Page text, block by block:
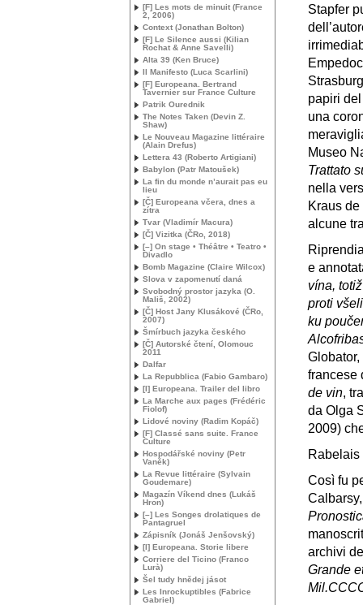
Stapfer
papiri
una
Museo
Trattato
nella
Kraus
alcune
e
vína,
proti
ku
francese
de vin,
da Olga
2009)
Così fu
archivi
Grande
Mil.
[F] Les mots de minuit (France
2, 2006)
Context (Jonathan Bolton)
[F] Le Silence aussi (Kilian
Rochat & Anne Savelli)
Alta 39 (Ken Bruce)
Il Manifesto (Luca Scarlini)
[F] Europeana. Bertrand
Tavernier sur France Culture
Patrik Ourednik
The Notes Taken (Devin Z.
Shaw)
Le Nouveau Magazine littéraire
(Alain Drefus)
Lettera 43 (Roberto Artigiani)
Babylon (Patr Matoušek)
La fin du monde n’aurait pas eu
lieu
[Č] Europeana včera, dnes a
zítra
Tvar (Vladimír Macura)
[Č] Vizitka (ČRo, 2018)
[–] On stage • Théâtre • Teatro •
Divadlo
Bomb Magazine (Claire Wilcox)
Slova v zapomenutí daná
Svobodný prostor jazyka (O.
Mališ, 2002)
[Č] Host Jany Klusákové (ČRo,
2007)
Šmírbuch jazyka českého
[Č] Autorské čtení, Olomouc
2011
Dalfar
La Repubblica (Fabio Gambaro)
[I] Europeana. Trailer del libro
La Marche aux pages (Frédéric
Fiolof)
Lidové noviny (Radim Kopáč)
[F] Classé sans suite. France
Culture
Hospodářské noviny (Petr
Vaněk)
La Revue littéraire (Sylvain
Goudemare)
Magazín Víkend dnes (Lukáš
Hron)
[–] Les Songes drolatiques de
Pantagruel
Zápisník (Jonáš Jenšovský)
[I] Europeana. Storie libere
Corriere del Ticino (Franco
Lurà)
Šel tudy hnědej jásot
Les Inrockuptibles (Fabrice
Gabriel)